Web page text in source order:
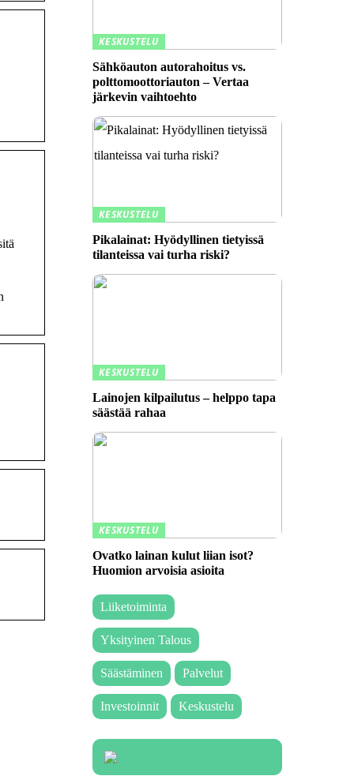
KESKUSTELU
Sähköauton autorahoitus vs.
polttomoottoriauton – Vertaa
järkevin vaihtoehto
KESKUSTELU
Pikalainat: Hyödyllinen tietyissä
tilanteissa vai turha riski?
KESKUSTELU
Lainojen kilpailutus – helppo tapa
säästää rahaa
KESKUSTELU
Ovatko lainan kulut liian isot?
Huomion arvoisia asioita
Liiketoiminta
Yksityinen Talous
Säästäminen Palvelut
Investoinnit Keskustelu